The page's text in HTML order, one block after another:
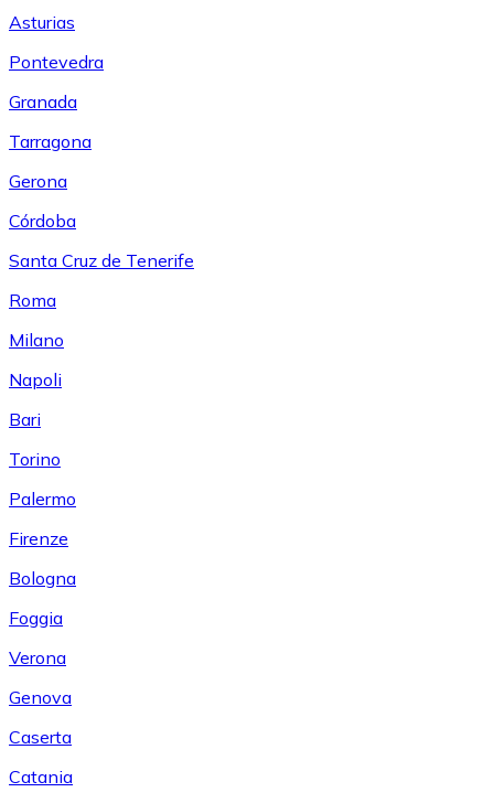
Asturias
Pontevedra
Granada
Tarragona
Gerona
Córdoba
Santa Cruz de Tenerife
Roma
Milano
Napoli
Bari
Torino
Palermo
Firenze
Bologna
Foggia
Verona
Genova
Caserta
Catania